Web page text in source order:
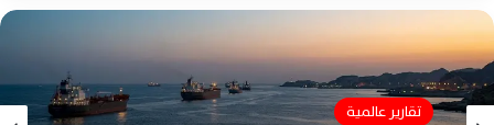
تقارير عالمية